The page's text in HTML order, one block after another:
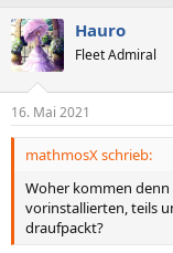
Hauro
Fleet Admiral
16. Mai 2021
mathmosX schrieb:
Woher kommen denn
vorinstallierten, teils
draufpackt?